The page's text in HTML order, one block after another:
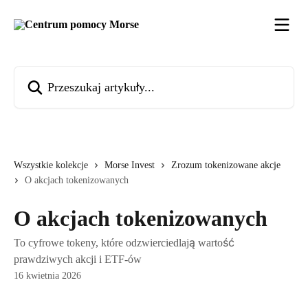
Wszystkie kolekcje Morse Invest
Zrozum tokenizowane akcje
O akcjach tokenizowanych
O akcjach tokenizowanych
To cyfrowe tokeny, które odzwierciedlają wartość
prawdziwych akcji i ETF-ów
16 kwietnia 2026